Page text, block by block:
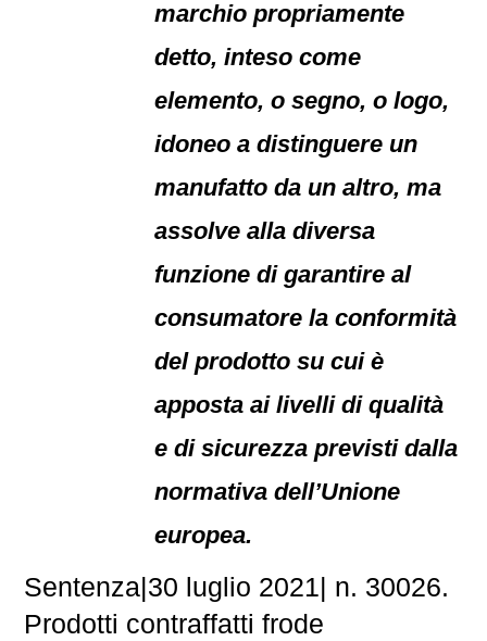
marchio propriamente
detto, inteso come
elemento, o segno, o logo,
idoneo a distinguere un
manufatto da un altro, ma
assolve alla diversa
funzione di garantire al
consumatore la conformità
del prodotto su cui è
apposta ai livelli di qualità
e di sicurezza previsti dalla
normativa dell’Unione
europea.
Sentenza|30 luglio 2021| n. 30026.
Prodotti contraffatti frode